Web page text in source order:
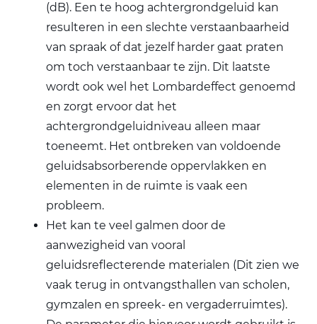
(dB). Een te hoog achtergrondgeluid kan
resulteren in een slechte verstaanbaarheid
van spraak of dat jezelf harder gaat praten
om toch verstaanbaar te zijn. Dit laatste
wordt ook wel het Lombardeffect genoemd
en zorgt ervoor dat het
achtergrondgeluidniveau alleen maar
toeneemt. Het ontbreken van voldoende
geluidsabsorberende oppervlakken en
elementen in de ruimte is vaak een
probleem.
Het kan te veel galmen door de
aanwezigheid van vooral
geluidsreflecterende materialen (Dit zien we
vaak terug in ontvangsthallen van scholen,
gymzalen en spreek- en vergaderruimtes).